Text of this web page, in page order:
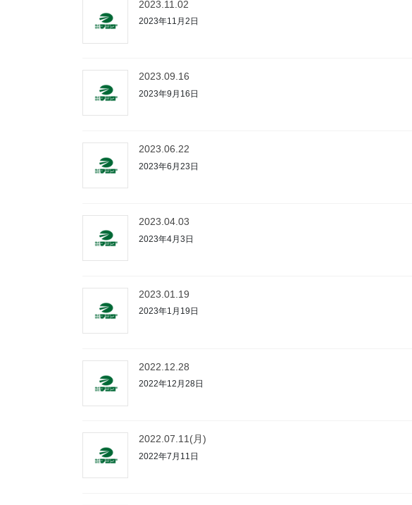
2023.11.02
2023年11月2日
2023.09.16
2023年9月16日
2023.06.22
2023年6月23日
2023.04.03
2023年4月3日
2023.01.19
2023年1月19日
2022.12.28
2022年12月28日
2022.07.11(月)
2022年7月11日